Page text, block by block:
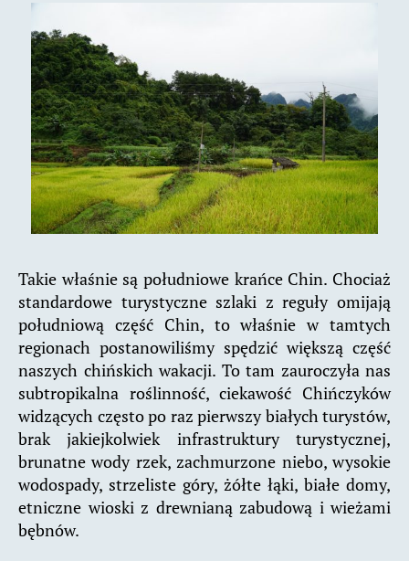
Takie właśnie są południowe krańce Chin. Chociaż
standardowe turystyczne szlaki z reguły omijają
południową część Chin, to właśnie w tamtych
regionach postanowiliśmy spędzić większą część
naszych chińskich wakacji. To tam zauroczyła nas
subtropikalna roślinność, ciekawość Chińczyków
widzących często po raz pierwszy białych turystów,
brak jakiejkolwiek infrastruktury turystycznej,
brunatne wody rzek, zachmurzone niebo, wysokie
wodospady, strzeliste góry, żółte łąki, białe domy,
etniczne wioski z drewnianą zabudową i wieżami
bębnów.